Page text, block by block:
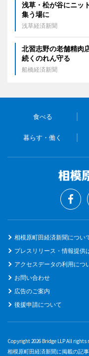
浅草・松が谷にニ
集う場に
浅草経済新聞
北習志野の老舗精肉
続くのれん守る
船橋経済新聞
食べる
暮らす・働く
相模原町田経済新聞につい
プレスリリース・情報提供
アクセスデータの利用につ
お問い合わせ
広告のご案内
後援申請について
Copyright 2026 Bridge LLP All rights
相模原町田経済新聞に掲載の記